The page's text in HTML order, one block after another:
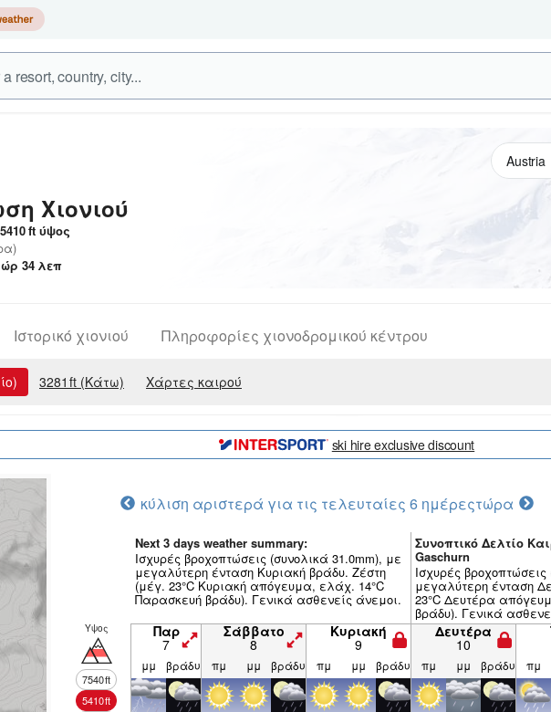
Χιονιού
5410ft ύψος
ώρ 34 λεπ
Ιστορικό χιονιού Πληροφορίες χιονοδρομικού κέντρου
3281 ft (Κάτω) Χάρτες καιρού
ski hire exclusive discount
κύλιση αριστερά για τις τελευταίες 6 ημέρεςτώρα
Next 3 days weather summary:
Ισχυρές βροχοπτώσεις (συνολικά 31.0mm), με
μεγαλύτερη ένταση Κυριακή βράδυ. Ζέστη
(μέγ. 23°C Κυριακή απόγευμα, ελάχ. 14°C
Παρασκευή βράδυ). Γενικά ασθενείς άνεμοι.
Συνοπτικό Δελτίο
Gaschurn
Ισχυρές
μεγαλύτερη ένταση
23°C Δευτέρα
βράδυ). Γενικά
Υψος
7540ft
5410ft
Παρ
7
Σάββατο
8
Κυριακή
9
Δευτέρα
10
μμ βράδυ πμ μμ βράδυ πμ μμ βράδυ πμ μμ βράδυ πμ